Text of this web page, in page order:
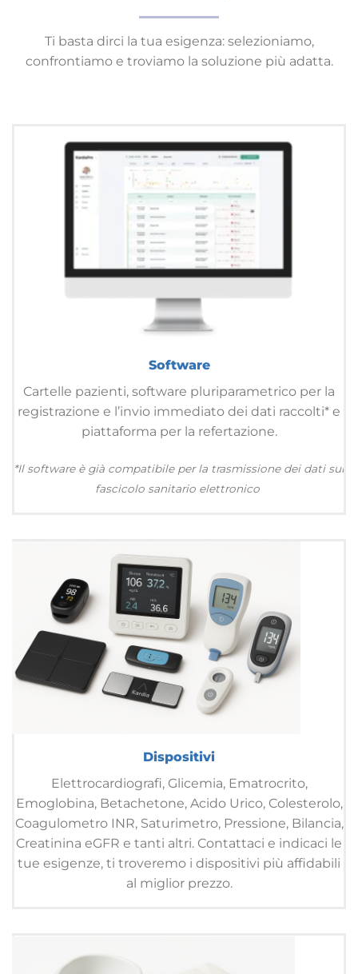
Ti basta dirci la tua esigenza: selezioniamo,
confrontiamo e troviamo la soluzione più adatta.
Software
Cartelle pazienti, software pluriparametrico per la
registrazione e l’invio immediato dei dati raccolti* e
piattaforma per la refertazione.
*Il software è già compatibile per la trasmissione dei dati sul
fascicolo sanitario elettronico
Dispositivi
Elettrocardiografi, Glicemia, Ematrocrito,
Emoglobina, Betachetone, Acido Urico, Colesterolo,
Coagulometro INR, Saturimetro, Pressione, Bilancia,
Creatinina eGFR e tanti altri. Contattaci e indicaci le
tue esigenze, ti troveremo i dispositivi più affidabili
al miglior prezzo.